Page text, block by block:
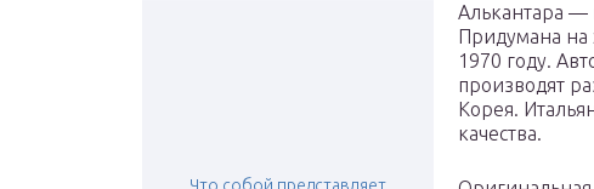
Алькантара —
Придумана на
1970 году.
производят
Корея.
качества.